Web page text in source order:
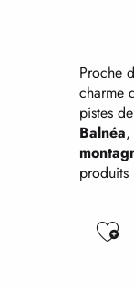
Proche
charme
pistes de
Balnéa